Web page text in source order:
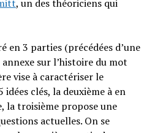
, un des théoriciens qui
en 3 parties (précédées d’une
sur l’histoire du mot
vise à caractériser le
clés, la deuxième à en
la troisième propose une
actuelles. On se